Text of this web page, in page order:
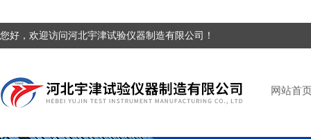
您好，欢迎访问河北宇津试验仪器制造有限公司！
网站首